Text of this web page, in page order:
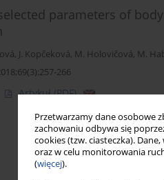
Przetwarzamy dane osobowe
zachowaniu odbywa się
cookies (tzw. ciasteczka).
oraz w celu monitorowania
(więcej).
parameters of
, J. Kopčeková, M. Holovičová, M.
266
Artykuł(PDF)